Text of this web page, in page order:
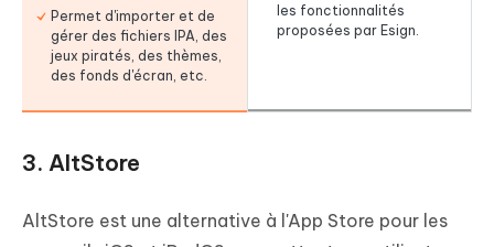
Permet d'importer et de
gérer des fichiers IPA, des
jeux piratés, des thèmes,
des fonds d'écran, etc.
les fonctionnalités
proposées par Esign.
3. AltStore
AltStore est une alternative à l'App Store pour les